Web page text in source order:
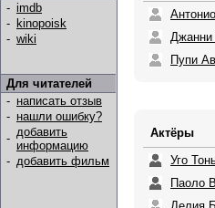
- imdb
- kinopoisk
- wiki
Для читателей
- написать отзыв
- нашли ошибку?
- добавить
информацию
- добавить фильм
Джанни
Пупи
Актёры
Уго
Паоло